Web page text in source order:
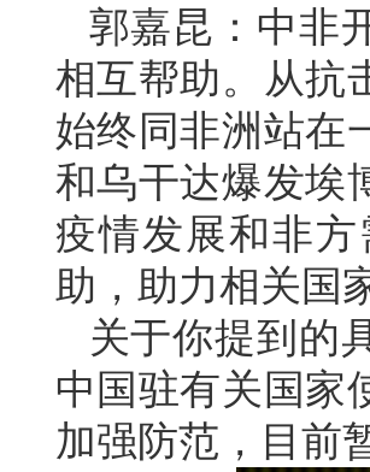
郭嘉昆：中非
相互帮助。从抗
始终同非洲站在
和乌干达爆发埃
疫情发展和非
助，助力相关国
关于你提到的
中国驻有关国家
加强防范，目前